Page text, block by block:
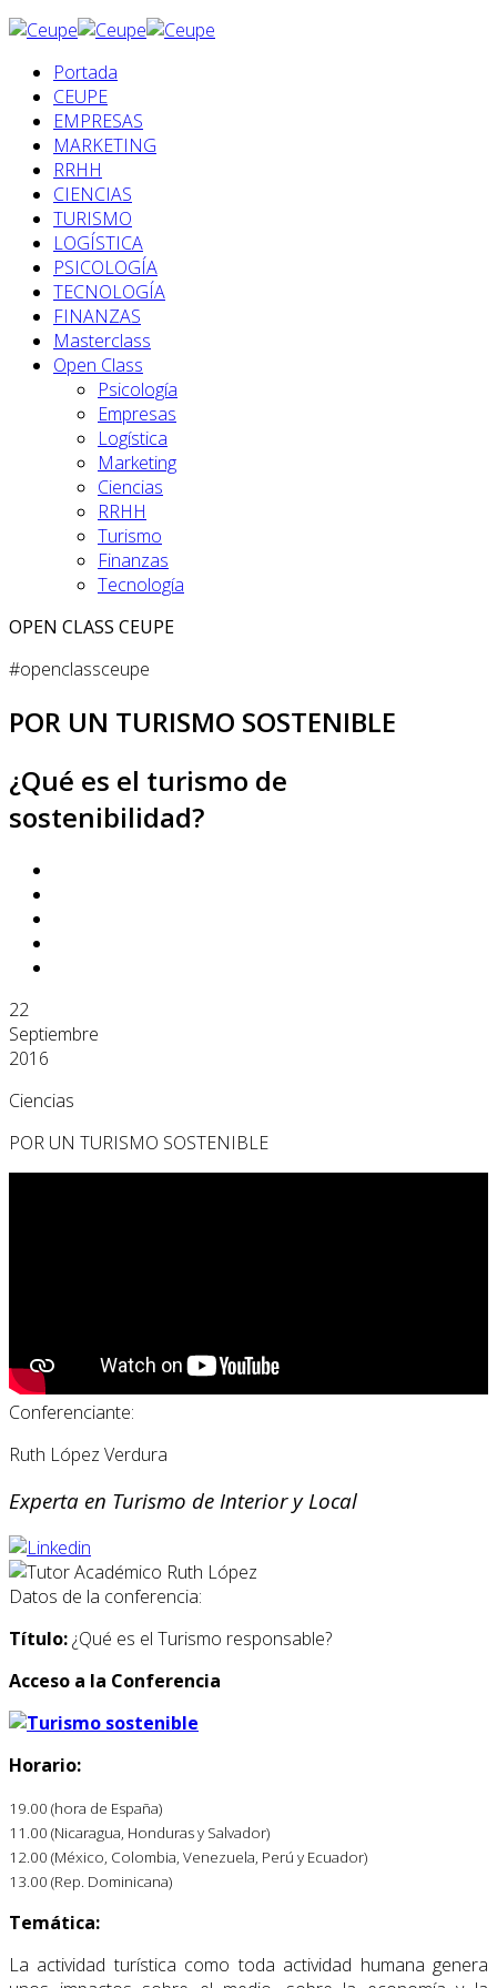
Portada
CEUPE
EMPRESAS
MARKETING
RRHH
CIENCIAS
TURISMO
LOGÍSTICA
PSICOLOGÍA
TECNOLOGÍA
FINANZAS
Masterclass
Open Class
Psicología
Empresas
Logística
Marketing
Ciencias
RRHH
Turismo
Finanzas
Tecnología
OPEN CLASS CEUPE
#openclassceupe
POR UN TURISMO SOSTENIBLE
¿Qué es el turismo de
sostenibilidad?
22
Septiembre
2016
Ciencias
POR UN TURISMO SOSTENIBLE
Conferenciante:
Ruth López Verdura
Experta en Turismo de Interior y Local
Datos de la conferencia:
Título:¿Qué es el Turismo responsable?
Acceso a la Conferencia
Horario:
19.00 (hora de España)
11.00 (Nicaragua, Honduras y Salvador)
12.00 (México, Colombia, Venezuela, Perú y Ecuador)
13.00 (Rep. Dominicana)
Temática:
La actividad turística como toda actividad humana genera